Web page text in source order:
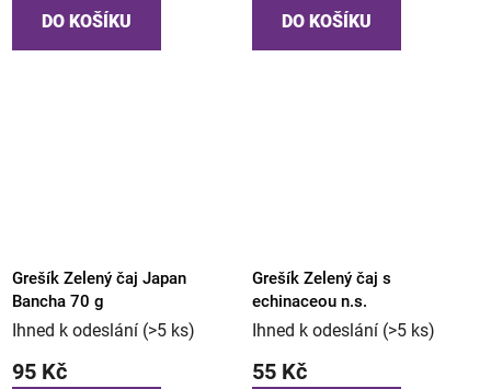
DO KOŠÍKU DO KOŠÍKU
Grešík Zelený čaj Japan
Bancha 70 g
Ihned k odeslání (>5 ks)
95 Kč
Grešík Zelený čaj s
echinaceou n.s.
Ihned k odeslání (>5 ks)
55 Kč